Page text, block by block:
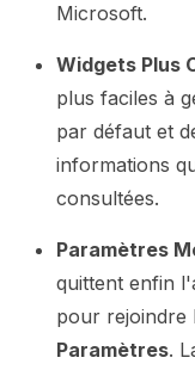
Microsoft.
Widgets Plus
plus faciles à
par défaut et
informations
consultées.
Paramètres
quittent enfin
pour rejoindre
Paramètres.